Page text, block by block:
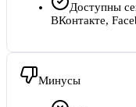
Доступны
ВКонтакте,
Минусы